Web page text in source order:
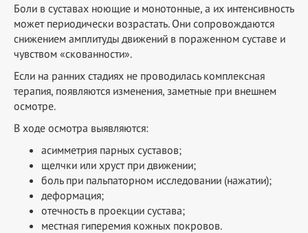
Боли в суставах ноющие и монотонные, а их интенсивность
может периодически возрастать. Они сопровождаются
снижением амплитуды движений в пораженном суставе и
чувством «скованности».
Если на ранних стадиях не проводилась комплексная
терапия, появляются изменения, заметные при внешнем
осмотре.
В ходе осмотра выявляются:
асимметрия парных суставов;
щелчки или хруст при движении;
боль при пальпаторном исследовании (нажатии);
деформация;
отечность в проекции сустава;
местная гиперемия кожных покровов.